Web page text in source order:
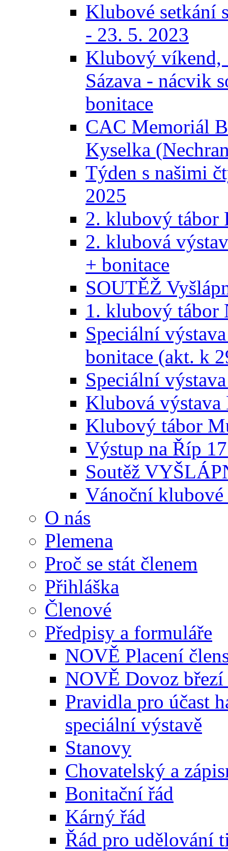
Klubové setkání
- 23. 5. 2023
Klubový víkend,
Sázava - nácvik
bonitace
CAC Memoriál
Kyselka
Týden s našimi
2025
2. klubový tábor
2. klubová
+ bonitace
SOUTĚŽ
1. klubový tábor
Speciální
bonitace (akt. k
Speciální
Klubová
Klubový tábor
Výstup na Říp
Soutěž
Vánoční klubové
O nás
Plemena
Proč se stát členem
Přihláška
Členové
Předpisy a formuláře
NOVĚ Placení
NOVĚ Dovoz
Pravidla pro účast
speciální výstavě
Stanovy
Chovatelský a
Bonitační řád
Kárný řád
Řád pro udělování